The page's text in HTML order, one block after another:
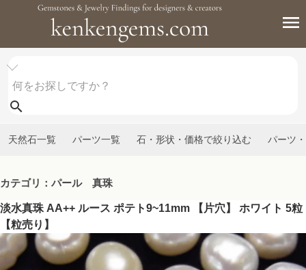
天然石一覧 パーツ一覧 石・形状・価格で絞り込む パーツ
カテゴリ：パール 真珠
淡水真珠 AA++ ルース ポテト9~11mm 【片穴】 ホワイト 5粒
【粒売り】